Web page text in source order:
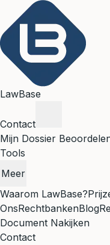
LawBase
Contact
Mijn Dossier
Tools
Meer
Waarom LawBase?
OnsRechtbankenBlog
Document Nakijken
Contact